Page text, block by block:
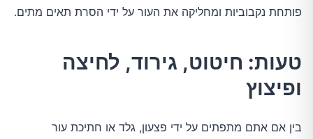
פותחת נקבוביות ומחליקה את העור על ידי הסרת תאים מתים.
טעות: חיטוט, גירוד, לחיצה
ופיצוץ
בין אם אתם מתפתים על ידי פצעון, גלד או חתיכת עור